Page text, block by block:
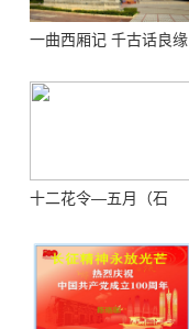
一曲西厢记 千古话良缘
十二花令—五月（石